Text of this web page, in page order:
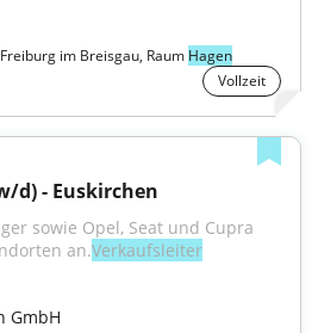
im Breisgau, Raum Hagen
Vollzeit
d) - Euskirchen
sowie Opel, Seat und Cupra
an.Verkaufsleiter
GmbH